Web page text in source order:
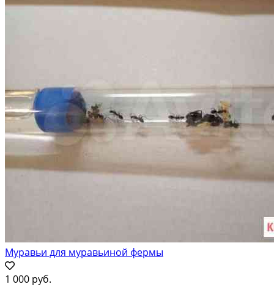
Муравьи для муравьиной фермы
1 000 руб.